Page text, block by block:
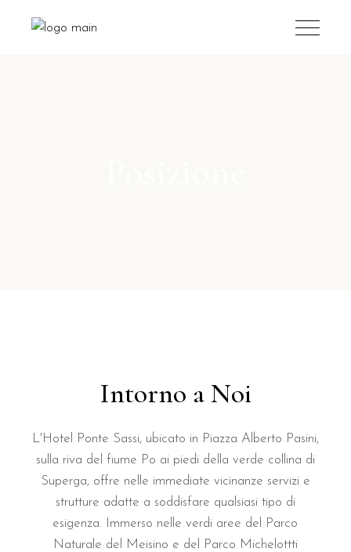
Intorno a Noi
L'Hotel Ponte Sassi, ubicato in Piazza Alberto Pasini,
sulla riva del fiume Po ai piedi della verde collina di
Superga, offre nelle immediate vicinanze servizi e
strutture adatte a soddisfare qualsiasi tipo di
esigenza. Immerso nelle verdi aree del Parco
Naturale del Meisino e del Parco Michelottti